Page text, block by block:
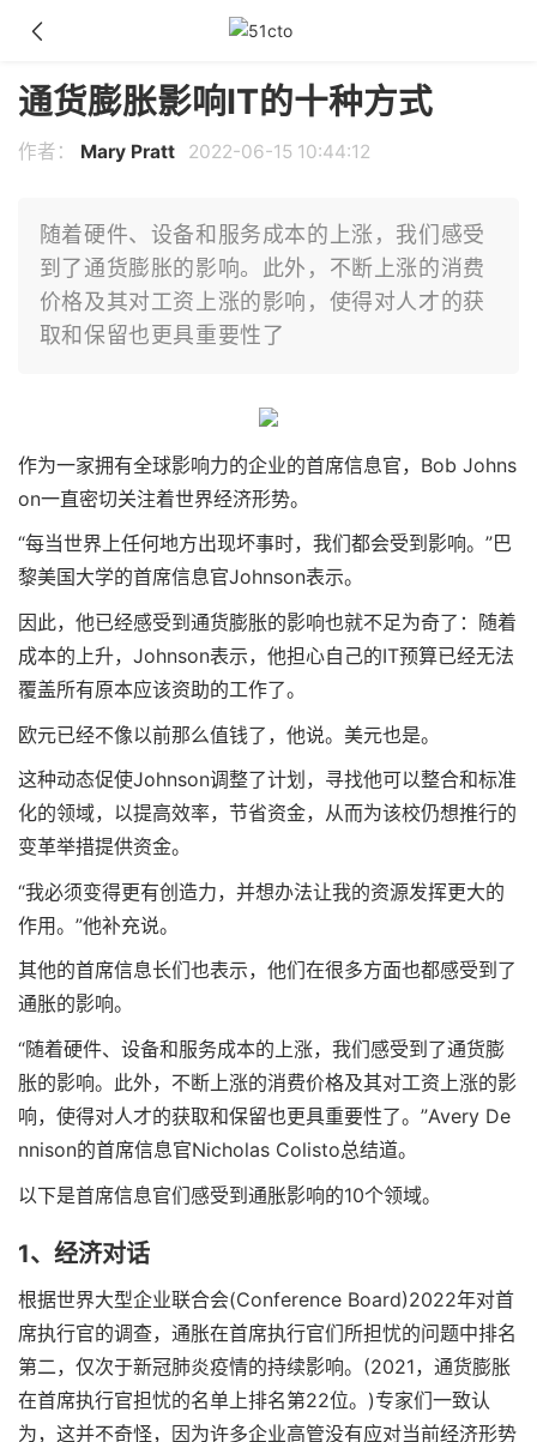
通货膨胀影响IT的十种方式
作者： Mary Pratt 2022-06-15 10:44:12
随着硬件、设备和服务成本的上涨，我们感受
到了通货膨胀的影响。此外，不断上涨的消费
价格及其对工资上涨的影响，使得对人才的获
取和保留也更具重要性了
作为一家拥有全球影响力的企业的首席信息官，Bob Johns
on一直密切关注着世界经济形势。
“每当世界上任何地方出现坏事时，我们都会受到影响。”巴
黎美国大学的首席信息官Johnson表示。
因此，他已经感受到通货膨胀的影响也就不足为奇了：随着
成本的上升，Johnson表示，他担心自己的IT预算已经无法
覆盖所有原本应该资助的工作了。
欧元已经不像以前那么值钱了，他说。美元也是。
这种动态促使Johnson调整了计划，寻找他可以整合和标准
化的领域，以提高效率，节省资金，从而为该校仍想推行的
变革举措提供资金。
“我必须变得更有创造力，并想办法让我的资源发挥更大的
作用。”他补充说。
其他的首席信息长们也表示，他们在很多方面也都感受到了
通胀的影响。
“随着硬件、设备和服务成本的上涨，我们感受到了通货膨
胀的影响。此外，不断上涨的消费价格及其对工资上涨的影
响，使得对人才的获取和保留也更具重要性了。”Avery De
nnison的首席信息官Nicholas Colisto总结道。
以下是首席信息官们感受到通胀影响的10个领域。
1、经济对话
根据世界大型企业联合会(Conference Board)2022年对首
席执行官的调查，通胀在首席执行官们所担忧的问题中排名
第二，仅次于新冠肺炎疫情的持续影响。(2021，通货膨胀
在首席执行官担忧的名单上排名第22位。)专家们一致认
为，这并不奇怪，因为许多企业高管没有应对当前经济形势